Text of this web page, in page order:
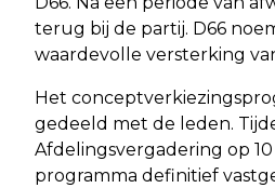
terug bij de partij. D66
waardevolle versterking
Het
gedeeld met de leden.
Afdelingsvergadering op
programma definitief